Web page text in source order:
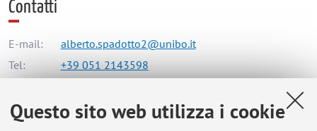
Questo sito web utilizza i cookie
Contatti
E-mail:
alberto.spadotto2@unibo.it
Tel:
+39 051 2143598
Dipartimento di Scienze Mediche e Chirurgiche